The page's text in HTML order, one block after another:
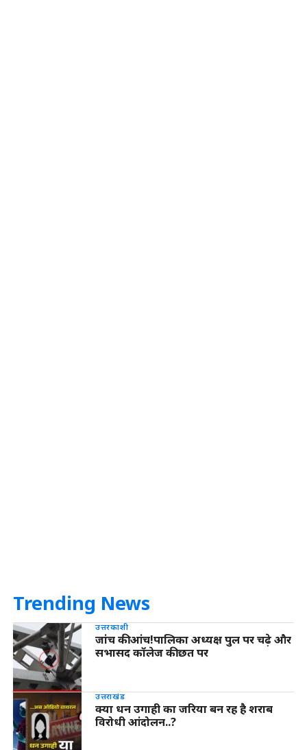
Trending News
उत्तरकाशी
जांच की आंच!पालिका अध्यक्ष पुल पर चढ़े और
सभासद कॉलेज की छत पर
उत्तराखंड
क्या धन उगाही का जरिया बन रह है शराब
विरोधी आंदोलन..?